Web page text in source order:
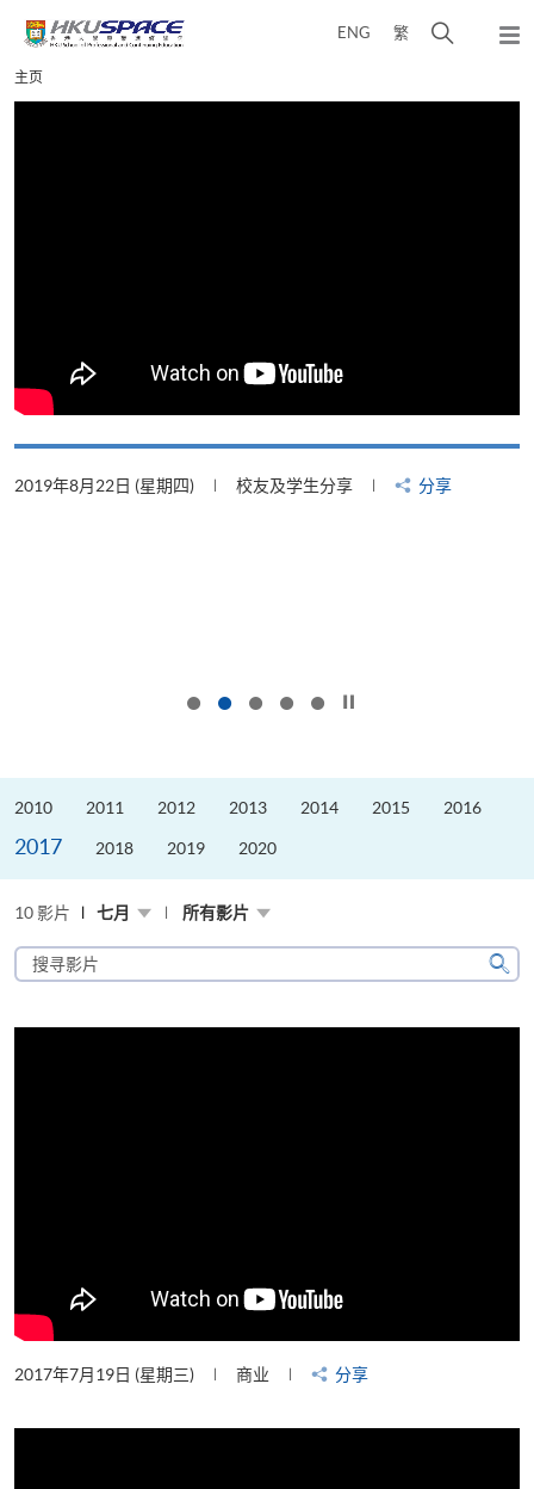
content
ENG 繁
弹
Main
content
主页
2019年8月22日 (星期四) 校友及学生分享 分享
2010 2011 2012 2013 2014 2015 2016
2017 2018 2019 2020
10 影片 七月 所有影片
搜
寻
片
搜
2017年7月19日 (星期三) 商业 分享